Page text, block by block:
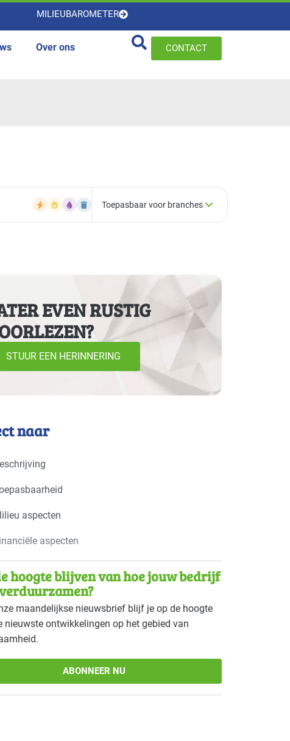
MILIEUBAROMETER
Over ons CONTACT
Toepasbaar voor branches
EVEN RUSTIG
STUUR EEN HERINNERING
naar
aspecten
aspecten
hoogte blijven van hoe jouw bedrijf
maandelijkse nieuwsbrief blijf je op de hoogte
nieuwste ontwikkelingen op het gebied van
ABONNEER NU